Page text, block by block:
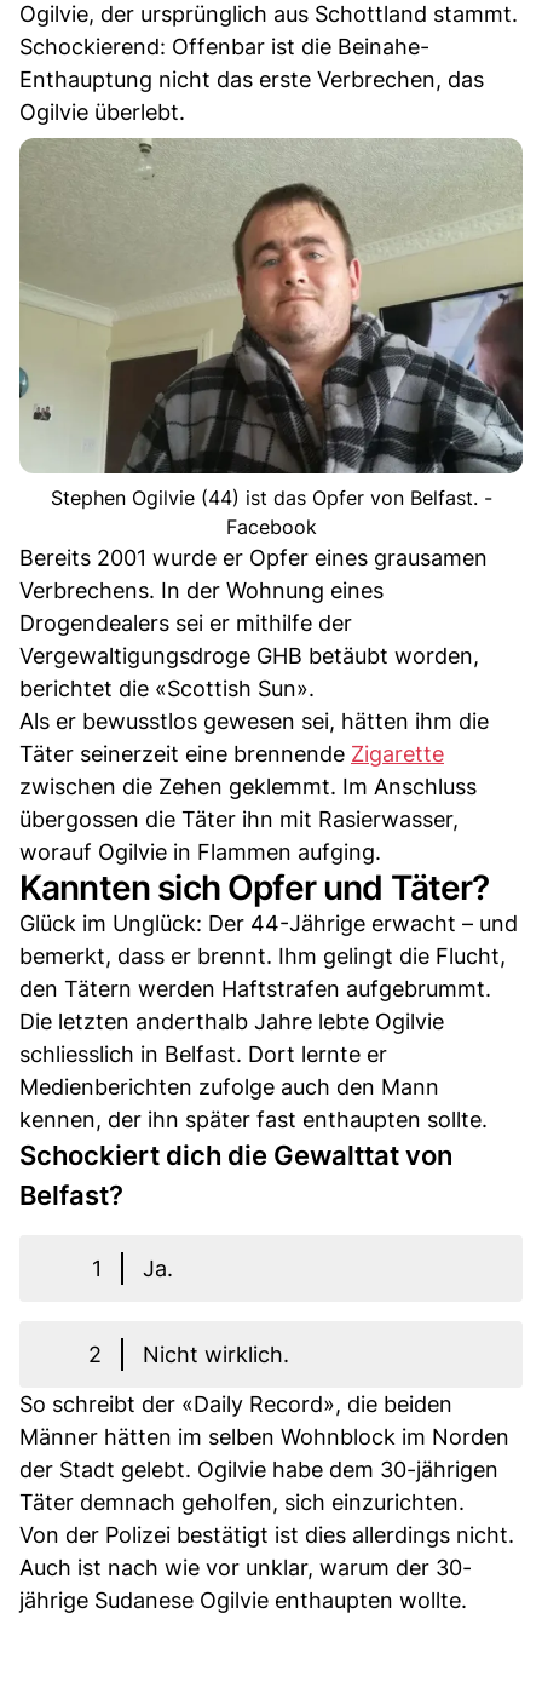
Ogilvie, der ursprünglich aus Schottland stammt.
Schockierend: Offenbar ist die Beinahe-
Enthauptung nicht das erste Verbrechen, das
Ogilvie überlebt.
Stephen Ogilvie (44) ist das Opfer von Belfast. -
Facebook
Bereits 2001 wurde er Opfer eines grausamen
Verbrechens. In der Wohnung eines
Drogendealers sei er mithilfe der
Vergewaltigungsdroge GHB betäubt worden,
berichtet die «Scottish Sun».
Als er bewusstlos gewesen sei, hätten ihm die
Täter seinerzeit eine brennende Zigarette
zwischen die Zehen geklemmt. Im Anschluss
übergossen die Täter ihn mit Rasierwasser,
worauf Ogilvie in Flammen aufging.
Kannten sich Opfer und Täter?
Glück im Unglück: Der 44-Jährige erwacht – und
bemerkt, dass er brennt. Ihm gelingt die Flucht,
den Tätern werden Haftstrafen aufgebrummt.
Die letzten anderthalb Jahre lebte Ogilvie
schliesslich in Belfast. Dort lernte er
Medienberichten zufolge auch den Mann
kennen, der ihn später fast enthaupten sollte.
Schockiert dich die Gewalttat von
Belfast?
1 Ja.
2
Nicht wirklich.
So schreibt der «Daily Record», die beiden
Männer hätten im selben Wohnblock im Norden
der Stadt gelebt. Ogilvie habe dem 30-jährigen
Täter demnach geholfen, sich einzurichten.
Von der Polizei bestätigt ist dies allerdings nicht.
Auch ist nach wie vor unklar, warum der 30-
jährige Sudanese Ogilvie enthaupten wollte.